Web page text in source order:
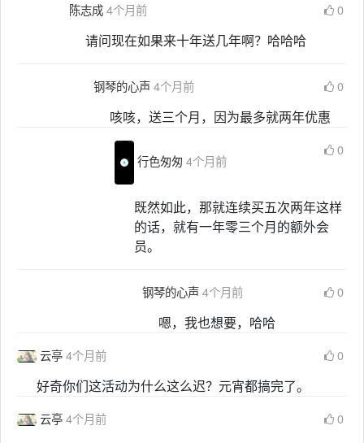
陈志成4个月前 0
请问现在如果来十年送几年啊？哈哈哈
钢琴的心声4个月前 0
咳咳，送三个月，因为最多就两年优惠
行色匆匆 4个月前
0
既然如此，那就连续买五次两年这样
的话，就有一年零三个月的额外会
员。
钢琴的心声4个月前 0
嗯，我也想要，哈哈
云亭4个月前 0
好奇你们这活动为什么这么迟？元宵都搞完了。
云亭4个月前 0